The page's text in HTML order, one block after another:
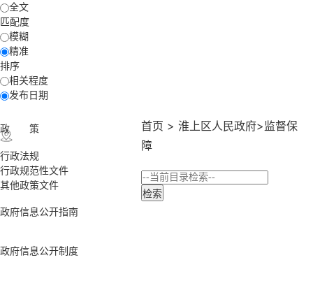
全文
匹配度
模糊
精准
排序
相关程度
发布日期
政 策
行政法规
行政规范性文件
其他政策文件
政府信息公开指南
政府信息公开制度
首页 > 淮上区人民政府> 监督保
障